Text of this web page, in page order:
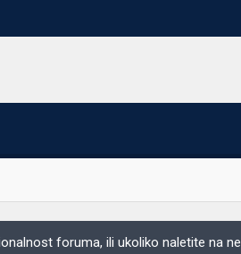
foruma, ili ukoliko naletite na